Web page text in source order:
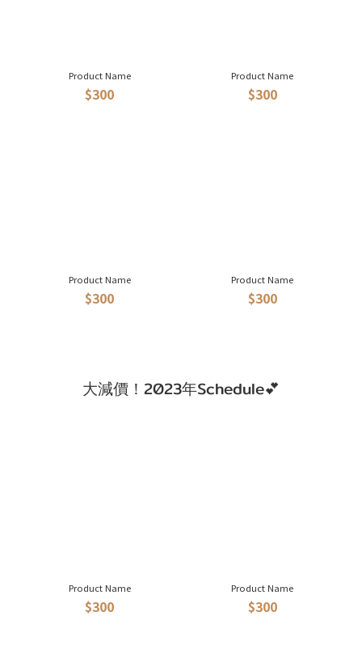
Product Name
$300
Product Name
$300
Product Name
$300
Product Name
$300
大減價！2023年Schedule💕
Product Name
$300
Product Name
$300